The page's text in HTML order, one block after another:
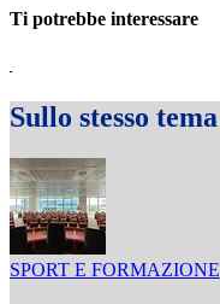
Ti potrebbe interessare
Sullo stesso tema
SPORT E FORMAZIONE